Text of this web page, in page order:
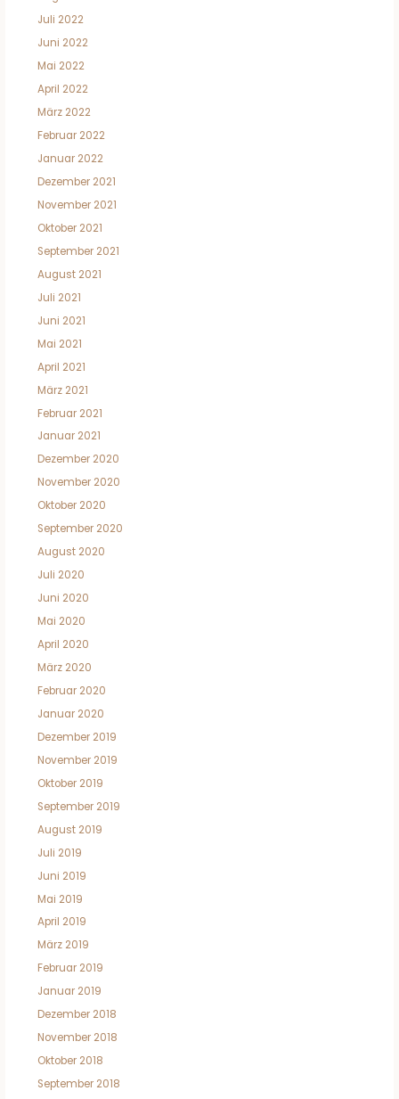
Juli 2022
Juni 2022
Mai 2022
April 2022
März 2022
Februar 2022
Januar 2022
Dezember 2021
November 2021
Oktober 2021
September 2021
August 2021
Juli 2021
Juni 2021
Mai 2021
April 2021
März 2021
Februar 2021
Januar 2021
Dezember 2020
November 2020
Oktober 2020
September 2020
August 2020
Juli 2020
Juni 2020
Mai 2020
April 2020
März 2020
Februar 2020
Januar 2020
Dezember 2019
November 2019
Oktober 2019
September 2019
August 2019
Juli 2019
Juni 2019
Mai 2019
April 2019
März 2019
Februar 2019
Januar 2019
Dezember 2018
November 2018
Oktober 2018
September 2018